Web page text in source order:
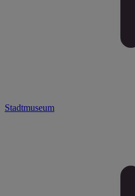
Stadtmuseum